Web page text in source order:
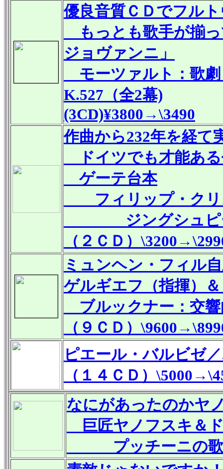
優良音質ＣＤでフル
もっとも歌手が揃っ
ジョヴァンニ」
モーツァルト：歌劇
K.527（全2幕)
(3CD)¥3800→\3490
作曲から232年を経て
ドイツでも才能ある
ゲーテ台本
フィリップ・クリ
ジングシュピー
（２ＣＤ）
ミュンヘン・フィル
ゲルギエフ（指揮）
ブルックナー：交響
（９ＣＤ）
ピエール・バルビゼ
（１４ＣＤ）
なにがあったのかヤ
巨匠ヤノフスキ＆
プッチーニの歌